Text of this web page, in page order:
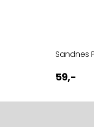
Sandnes
59,-